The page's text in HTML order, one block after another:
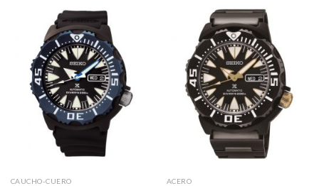
CAUCHO-CUERO ACERO